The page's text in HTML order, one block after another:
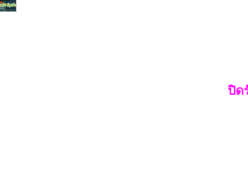
ปิด